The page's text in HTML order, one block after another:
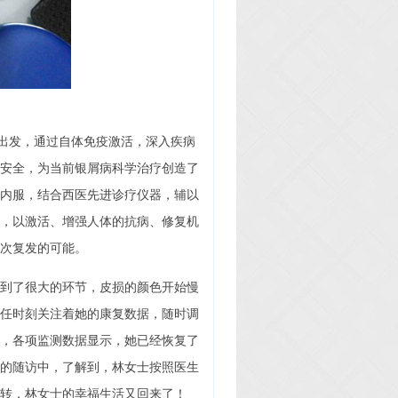
，通过自体免疫激活，深入疾病
全，为当前银屑病科学治疗创造了
服，结合西医先进诊疗仪器，辅以
以激活、增强人体的抗病、修复机
复发的可能。
很大的环节，皮损的颜色开始慢
时刻关注着她的康复数据，随时调
各项监测数据显示，她已经恢复了
随访中，了解到，林女士按照医生
，林女士的幸福生活又回来了！